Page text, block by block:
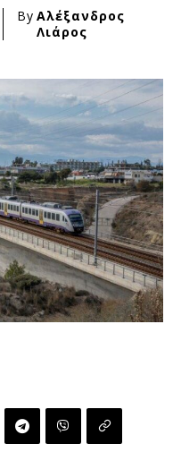
By Αλέξανδρος
Λιάρος